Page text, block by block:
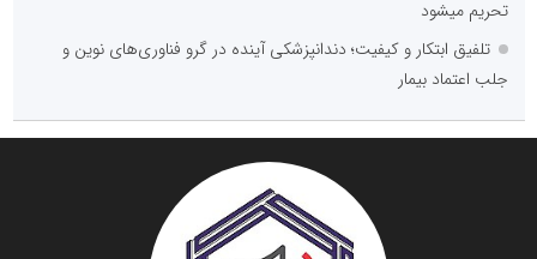
تحریم میشود
تلفیق ابتکار و کیفیت؛ دندانپزشکی آینده در گرو فناوری‌های نوین و
جلب اعتماد بیمار